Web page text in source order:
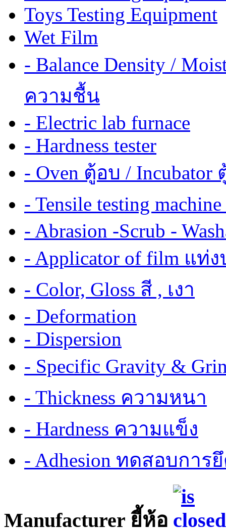
Toys Testing Equipment
Wet Film
- Balance Density /
ความชื้น
- Electric lab furnace
- Hardness tester
- Oven ตู้อบ / Incubator
- Tensile testing
- Abrasion -Scrub -
- Applicator of film แท่
- Color, Gloss สี , เงา
- Deformation
- Dispersion
- Specific Gravity &
- Thickness ความหนา
- Hardness ความแข็ง
- Adhesion ทดสอบการ
Manufacturer ยี้ห้อ